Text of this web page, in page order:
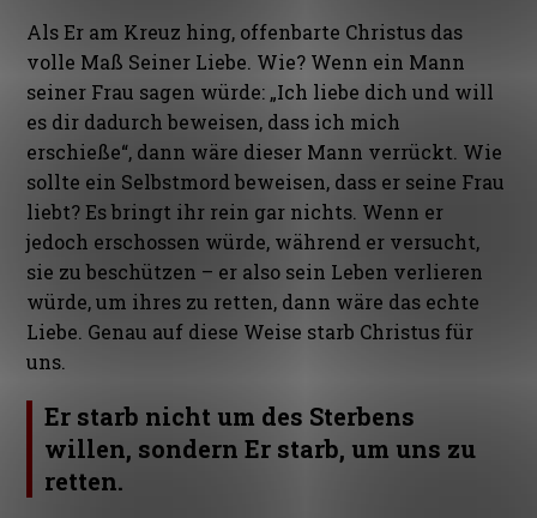
Als Er am Kreuz hing, offenbarte Christus das
volle Maß Seiner Liebe. Wie? Wenn ein Mann
seiner Frau sagen würde: „Ich liebe dich und will
es dir dadurch beweisen, dass ich mich
erschieße“, dann wäre dieser Mann verrückt. Wie
sollte ein Selbstmord beweisen, dass er seine Frau
liebt? Es bringt ihr rein gar nichts. Wenn er
jedoch erschossen würde, während er versucht,
sie zu beschützen – er also sein Leben verlieren
würde, um ihres zu retten, dann wäre das echte
Liebe. Genau auf diese Weise starb Christus für
uns.
Er starb nicht um des Sterbens
willen, sondern Er starb, um uns zu
retten.